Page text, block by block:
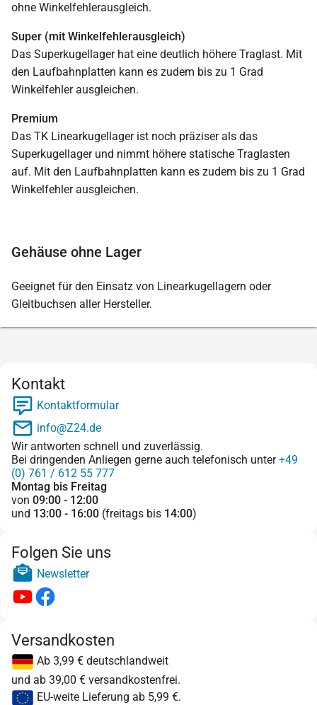
ohne Winkelfehlerausgleich.
Super (mit Winkelfehlerausgleich)
Das Superkugellager hat eine deutlich höhere Traglast. Mit
den Laufbahnplatten kann es zudem bis zu 1 Grad
Winkelfehler ausgleichen.
Premium
Das TK Linearkugellager ist noch präziser als das
Superkugellager und nimmt höhere statische Traglasten
auf. Mit den Laufbahnplatten kann es zudem bis zu 1 Grad
Winkelfehler ausgleichen.
Gehäuse ohne Lager
Geeignet für den Einsatz von Linearkugellagern oder
Gleitbuchsen aller Hersteller.
Kontakt
Kontaktformular
info@Z24.de
Wir antworten schnell und zuverlässig.
Bei dringenden Anliegen gerne auch telefonisch unter+49
(0) 761 / 612 55 777
Montag bis Freitag
von 09:00 - 12:00
und 13:00 - 16:00 (freitags bis 14:00)
Folgen Sie uns
Newsletter
Versandkosten
Ab 3,99 € deutschlandweit
und ab 39,00 € versandkostenfrei.
EU-weite Lieferung ab 5,99 €.